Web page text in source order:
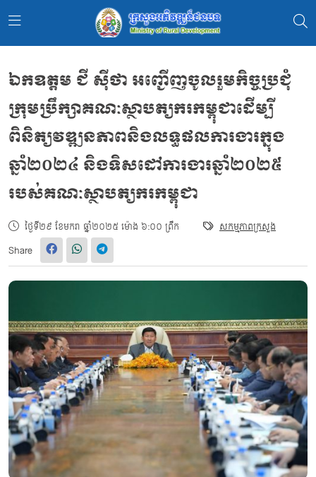
ឯកឧត្តម ជី ស៊ីថា អញ្ជើញចូលរួមកិច្ចប្រជុំ
ក្រុមប្រឹក្សាគណៈស្ថាបត្យករកម្ពុជាដើម្បី
ពិនិត្យវឌ្ឍនភាពនិងលទ្ធផលការងារក្នុង
ឆ្នាំ២០២៤ និងទិសដៅការងារឆ្នាំ២០២៥
របស់គណៈស្ថាបត្យករកម្ពុជា
ថ្ងៃទី២៩ ខែមករា ឆ្នាំ២០២៥ ម៉ោង ៦:០០ ព្រឹក សកម្មភាពក្រសួង
Share